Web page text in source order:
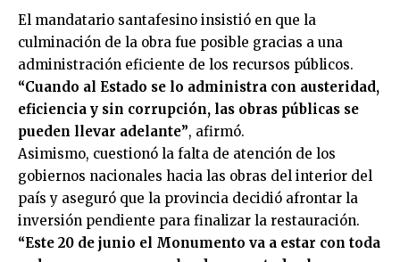
El mandatario santafesino insistió en que la
culminación de la obra fue posible gracias a una
administración eficiente de los recursos públicos.
“Cuando al Estado se lo administra con austeridad,
eficiencia y sin corrupción, las obras públicas se
pueden llevar adelante”, afirmó.
Asimismo, cuestionó la falta de atención de los
gobiernos nacionales hacia las obras del interior del
país y aseguró que la provincia decidió afrontar la
inversión pendiente para finalizar la restauración.
“Este 20 de junio el Monumento va a estar con toda